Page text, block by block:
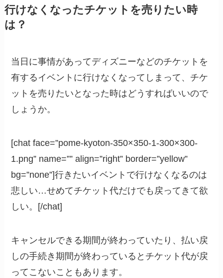
行けなくなったチケットを売りたい時
は？
当日に事情があってディズニーなどのチケットを
有するイベントに行けなくなってしまって、チケ
ットを売りたいとなった時はどうすればいいので
しょうか。
[chat face=”pome-kyoton-350×350-1-300×300-
1.png” name=”” align=”right” border=”yellow”
bg=”none”]行きたいイベントで行けなくなるのは
悲しい…せめてチケット代だけでも戻ってきて欲
しい。[/chat]
キャンセルできる期間が終わっていたり、払い戻
しの手続き期間が終わっているとチケット代が戻
ってこないこともあります。